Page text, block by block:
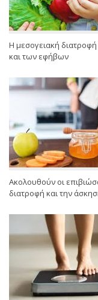
Η μεσογειακή
και των εφήβων
Ακολουθούν οι
διατροφή και την